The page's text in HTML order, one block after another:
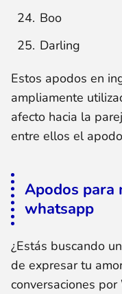
Boo
Darling
Estos apodos en
ampliamente
afecto hacia la
entre ellos el
Apodos para
whatsapp
¿Estás buscando
de expresar tu
conversaciones